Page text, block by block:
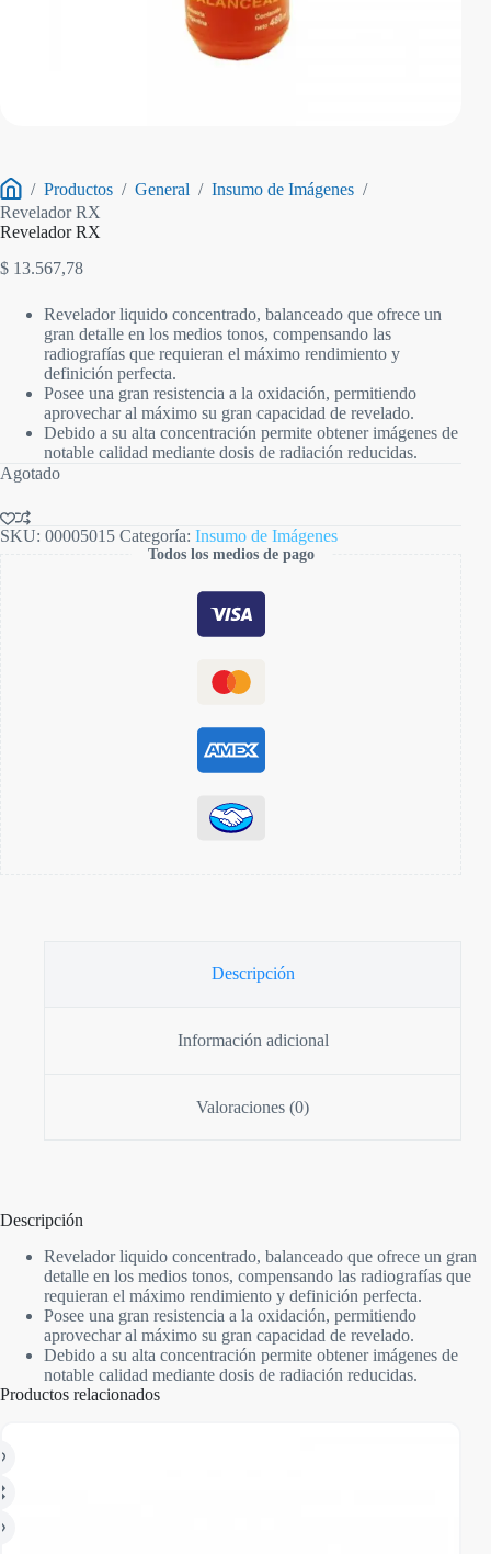
Inicio
/ Productos / General / Insumo de Imágenes /
Revelador RX
Revelador RX
$ 13.567,78
Revelador liquido concentrado, balanceado que ofrece un
gran detalle en los medios tonos, compensando las
radiografías que requieran el máximo rendimiento y
definición perfecta.
Posee una gran resistencia a la oxidación, permitiendo
aprovechar al máximo su gran capacidad de revelado.
Debido a su alta concentración permite obtener imágenes de
notable calidad mediante dosis de radiación reducidas.
Agotado
SKU: 00005015 Categoría: Insumo de Imágenes
Todos los medios de pago
Descripción
Información adicional
Valoraciones (0)
Descripción
Revelador liquido concentrado, balanceado que ofrece un gran
detalle en los medios tonos, compensando las radiografías que
requieran el máximo rendimiento y definición perfecta.
Posee una gran resistencia a la oxidación, permitiendo
aprovechar al máximo su gran capacidad de revelado.
Debido a su alta concentración permite obtener imágenes de
notable calidad mediante dosis de radiación reducidas.
Productos relacionados